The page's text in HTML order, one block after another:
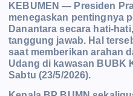
KEBUMEN — Presiden
menegaskan pentingnya
Danantara secara hati-
tanggung jawab. Hal
saat memberikan arahan
Udang di kawasan BUBK
Sabtu (23/5/2026).